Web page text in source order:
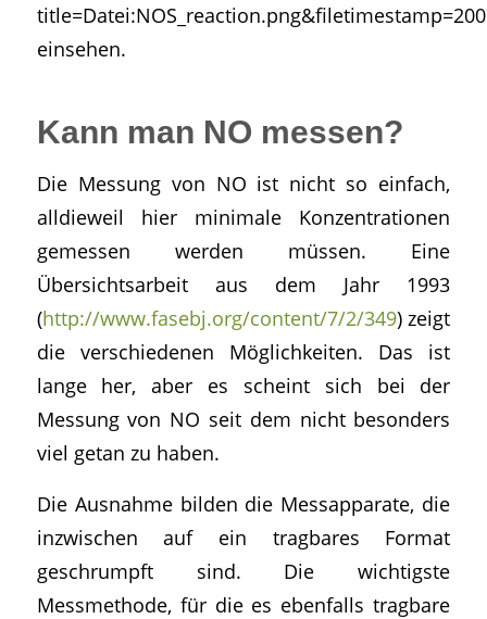
einsehen.
Kann man NO messen?
Die Messung von NO ist nicht so einfach,
alldieweil hier minimale Konzentrationen
gemessen werden müssen. Eine
Übersichtsarbeit aus dem Jahr 1993
(http://www.fasebj.org/content/7/2/349) zeigt
die verschiedenen Möglichkeiten. Das ist
lange her, aber es scheint sich bei der
Messung von NO seit dem nicht besonders
viel getan zu haben.
Die Ausnahme bilden die Messapparate, die
inzwischen auf ein tragbares Format
geschrumpft sind. Die wichtigste
Messmethode, für die es ebenfalls tragbare